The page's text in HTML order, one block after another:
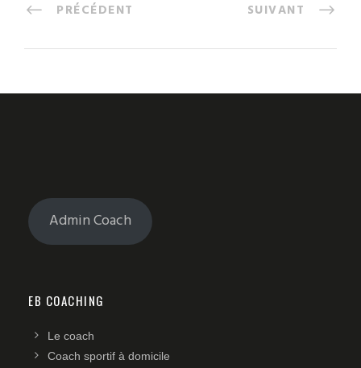
PRÉCÉDENT SUIVANT
Admin Coach
EB COACHING
Le coach
Coach sportif à domicile